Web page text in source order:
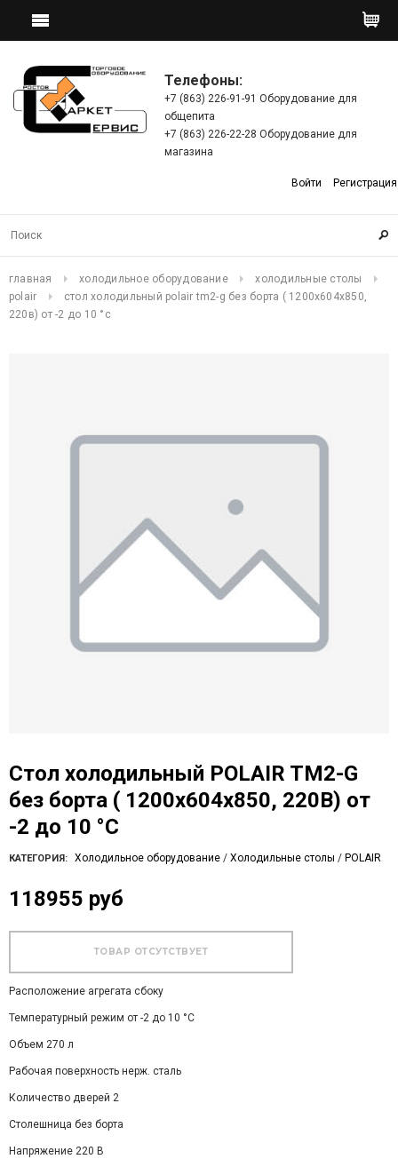
Телефоны:
+7 (863) 226-91-91 Оборудование для
общепита
+7 (863) 226-22-28 Оборудование для
магазина
Войти Регистрация
главная холодильное оборудование
холодильные столы
polair
стол холодильный polair tm2-g без борта ( 1200х604х850,
220в) от -2 до 10 °с
Стол холодильный POLAIR TM2-G
без борта ( 1200х604х850, 220В) от
-2 до 10 °С
КАТЕГОРИЯ: Холодильное оборудование / Холодильные столы / POLAIR
118955 руб
Расположение агрегата сбоку
Температурный режим от -2 до 10 °С
Объем 270 л
Рабочая поверхность нерж. сталь
Количество дверей 2
Столешница без борта
Напряжение 220 В